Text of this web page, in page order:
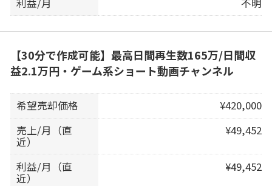
【30分で作成可能】最高日間再生数165万/日間収
益2.1万円・ゲーム系ショート動画チャンネル
希望売却価格
¥420,000
売上/月（直
近）
¥49,452
利益/月（直
近）
¥49,452